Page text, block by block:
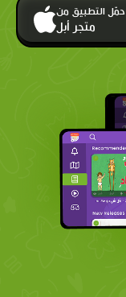
حمّل التطبيق من
متجر أبل